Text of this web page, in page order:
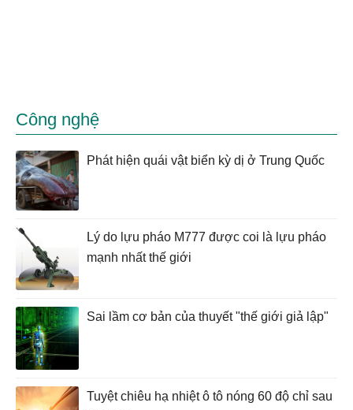
Công nghệ
Phát hiện quái vật biển kỳ dị ở Trung Quốc
Lý do lựu pháo M777 được coi là lựu pháo
mạnh nhất thế giới
Sai lầm cơ bản của thuyết "thế giới giả lập"
Tuyệt chiêu hạ nhiệt ô tô nóng 60 độ chỉ sau